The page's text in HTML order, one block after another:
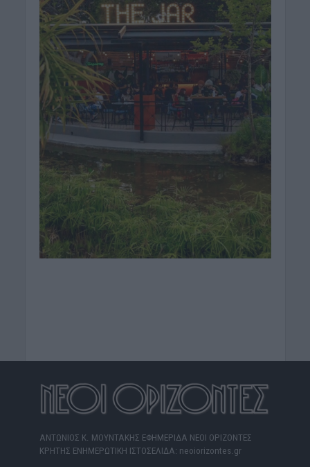
ΑΝΤΩΝΙΟΣ Κ. ΜΟΥΝΤΑΚΗΣ ΕΦΗΜΕΡΙΔΑ ΝΕΟΙ ΟΡΙΖΟΝΤΕΣ
ΚΡΗΤΗΣ ΕΝΗΜΕΡΩΤΙΚΗ ΙΣΤΟΣΕΛΙΔΑ: neoiorizontes.gr